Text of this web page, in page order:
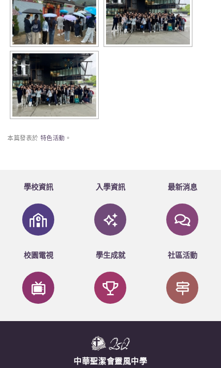
本篇發表於 特色活動 。
學校資訊 入學資訊 最新消息
校園電視 學生成就 社區活動
中華聖潔會靈風中學